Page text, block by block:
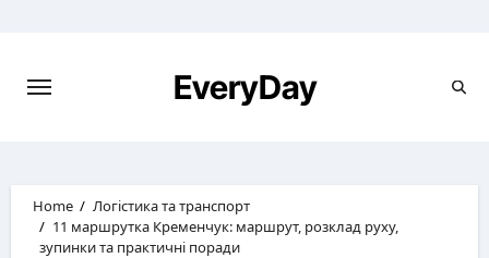
EveryDay
Home
Логістика та транспорт
11 маршрутка Кременчук: маршрут, розклад руху,
зупинки та практичні поради